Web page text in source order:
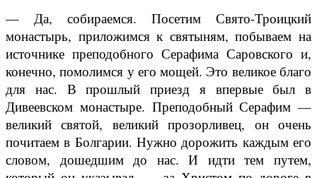
— Да, собираемся. Посетим Свято-Троиц­кий
монастырь, приложимся к святыням, побываем на
источнике преподобного Серафима Саровского и,
конечно, помолимся у его мощей. Это великое благо
для нас. В прошлый приезд я впервые был в
Дивеевском монастыре. Преподобный Серафим —
великий святой, великий прозорливец, он очень
почитаем в Болгарии. Нужно дорожить каждым его
словом, дошедшим до нас. И идти тем путем,